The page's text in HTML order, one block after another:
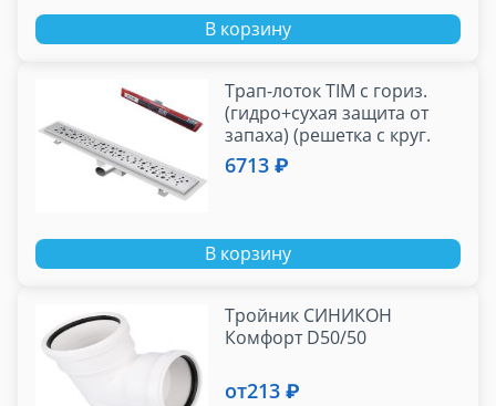
В корзину
Трап-лоток TIM с гориз.
(гидро+сухая защита от
запаха) (решетка с круг.
ячейкой) 75см
6713 ₽
В корзину
Тройник СИНИКОН
Комфорт D50/50
от213 ₽